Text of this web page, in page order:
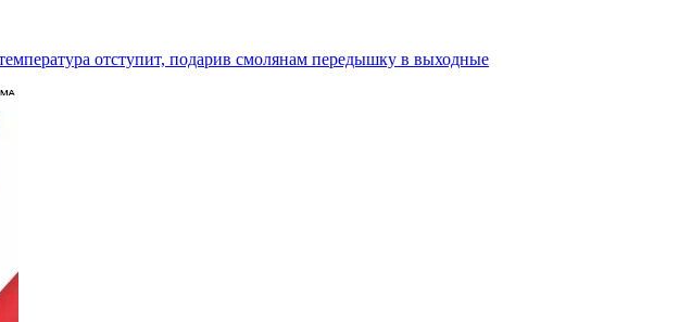
отступит, подарив смолянам передышку в выходные